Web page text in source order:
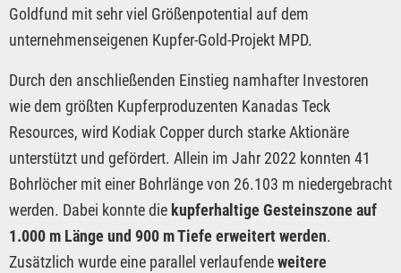
Goldfund mit sehr viel Größenpotential auf dem
unternehmenseigenen Kupfer-Gold-Projekt MPD.
Durch den anschließenden Einstieg namhafter Investoren
wie dem größten Kupferproduzenten Kanadas Teck
Resources, wird Kodiak Copper durch starke Aktionäre
unterstützt und gefördert. Allein im Jahr 2022 konnten 41
Bohrlöcher mit einer Bohrlänge von 26.103 m niedergebracht
werden. Dabei konnte die kupferhaltige Gesteinszone auf
1.000 m Länge und 900 m Tiefe erweitert werden.
Zusätzlich wurde eine parallel verlaufendeweitere